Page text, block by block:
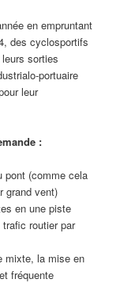
en empruntant
des cyclosportifs
sorties
portuaire
leur
:
pont (comme cela
grand vent)
en une piste
routier par
mixte, la mise en
fréquente